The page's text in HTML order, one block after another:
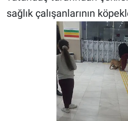
sağlık çalışanlarının